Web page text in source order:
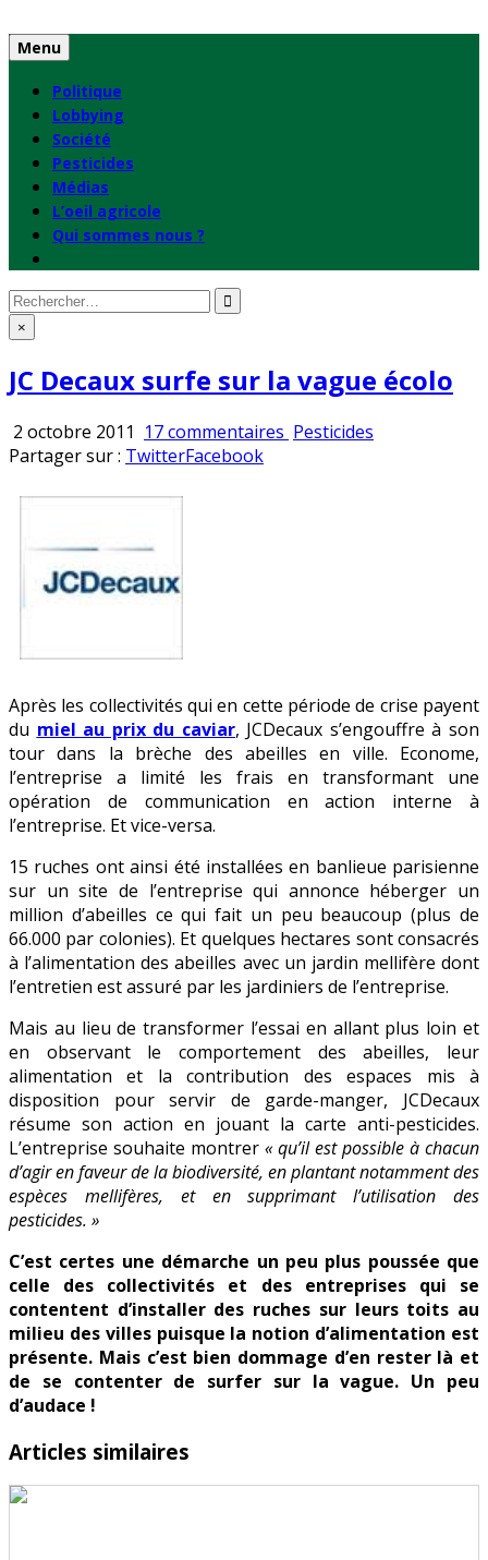
to
content
Menu
Politique
Lobbying
Société
Pesticides
Médias
L’oeil agricole
Qui sommes nous ?
Rechercher
: ×
JC Decaux surfe sur la vague écolo
2 octobre 2011 17 commentaires sur
Publié
Pesticides
Partager sur : TwitterFacebook
Après les collectivités qui en cette période de crise payent
du miel au prix du caviar, JCDecaux s’engouffre à son
tour dans la brèche des abeilles en ville. Econome,
l’entreprise a limité les frais en transformant une
opération de communication en action interne à
l’entreprise. Et vice-versa.
15 ruches ont ainsi été installées en banlieue parisienne
sur un site de l’entreprise qui annonce héberger un
million d’abeilles ce qui fait un peu beaucoup (plus de
66.000 par colonies). Et quelques hectares sont consacrés
à l’alimentation des abeilles avec un jardin mellifère dont
l’entretien est assuré par les jardiniers de l’entreprise.
Mais au lieu de transformer l’essai en allant plus loin et
en observant le comportement des abeilles, leur
alimentation et la contribution des espaces mis à
disposition pour servir de garde-manger, JCDecaux
résume son action en jouant la carte anti-pesticides.
L’entreprise souhaite montrer « qu’il est possible à chacun
d’agir en faveur de la biodiversité, en plantant notamment des
espèces mellifères, et en supprimant l’utilisation des
pesticides. »
C’est certes une démarche un peu plus poussée que
celle des collectivités et des entreprises qui se
contentent d’installer des ruches sur leurs toits au
milieu des villes puisque la notion d’alimentation est
présente. Mais c’est bien dommage d’en rester là et
de se contenter de surfer sur la vague. Un peu
d’audace !
Articles similaires